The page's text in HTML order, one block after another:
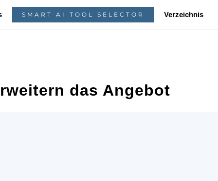
SMART AI TOOL SELECTOR Verzeichnis
das Angebot